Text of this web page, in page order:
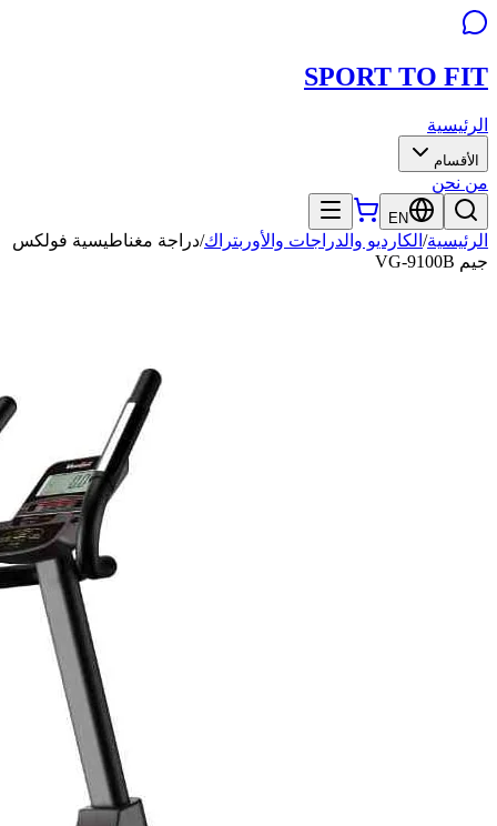
SPORT TO FIT
الرئيسية
الأقسام
من نحن
EN
الرئيسية/ الكارديو والدراجات والأوربتراك/دراجة مغناطيسية فولكس
جيم VG-9100B